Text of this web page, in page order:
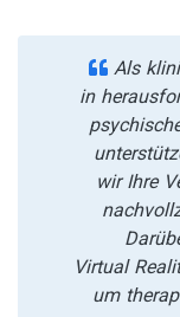
Als
in
wir Ihre
Virtual
um